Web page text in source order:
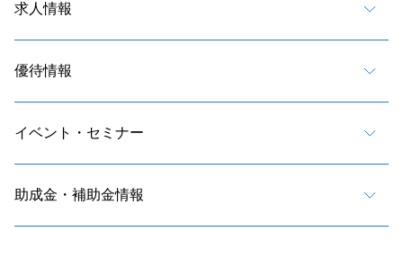
求人情報
優待情報
イベント・セミナー
助成金・補助金情報